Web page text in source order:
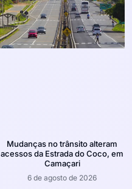
Mudanças no trânsito alteram
acessos da Estrada do Coco, em
Camaçari
6 de agosto de 2026